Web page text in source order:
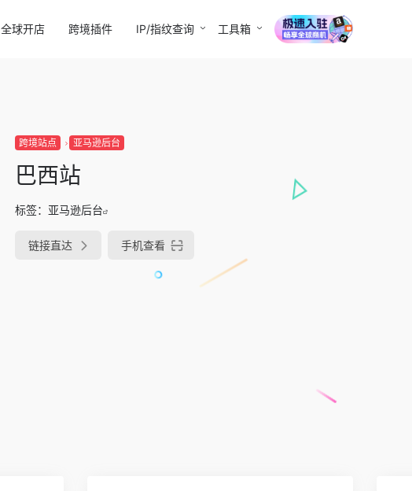
全球开店 跨境插件 IP/指纹查询 工具箱
跨境站点 亚马逊后台
巴西站
标签： 亚马逊后台
链接直达 手机查看